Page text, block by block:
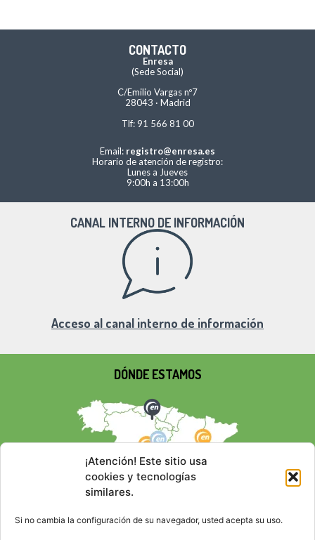
¡Atención! Este sitio usa
cookies y tecnologías
similares.
Si no cambia la configuración de su navegador, usted acepta su uso.
CONTACTO
Enresa
(Sede Social)
C/Emilio Vargas nº7
28043 · Madrid
Tlf: 91 566 81 00
Email: registro@enresa.es
Horario de atención de registro:
Lunes a Jueves
9:00h a 13:00h
CANAL INTERNO DE INFORMACIÓN
Acceso al canal interno de información
DÓNDE ESTAMOS